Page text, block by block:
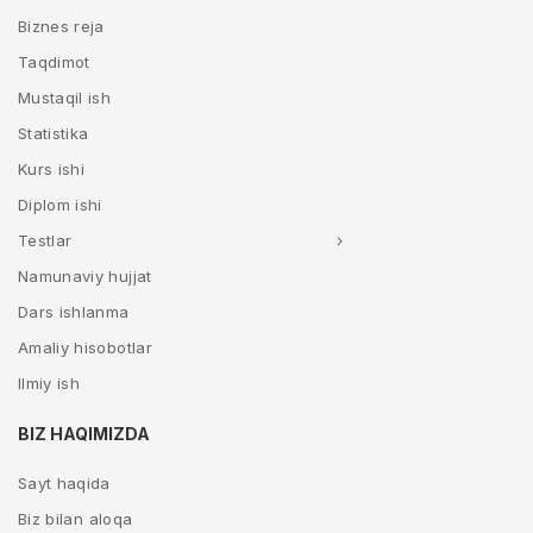
Biznes reja
Taqdimot
Mustaqil ish
Statistika
Kurs ishi
Diplom ishi
Testlar
Namunaviy hujjat
Dars ishlanma
Amaliy hisobotlar
Ilmiy ish
BIZ HAQIMIZDA
Sayt haqida
Biz bilan aloqa